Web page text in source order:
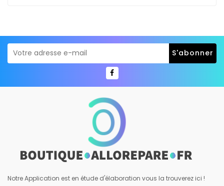
Notre Application est en étude d'élaboration vous la trouverez ici !